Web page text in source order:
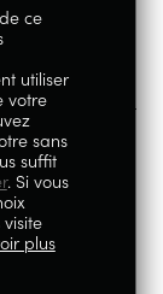
SRL, TVA
à 4020 Liège.
de
ce
utiliser
votre
sans
suffit
. Si vous
plus